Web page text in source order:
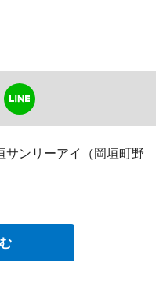
サンリーアイ（岡垣町野